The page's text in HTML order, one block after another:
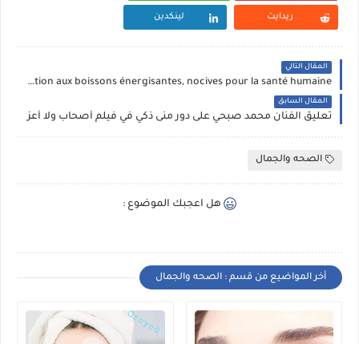
ريدايت لينكدين
المقال التالي
Attention aux boissons énergisantes, nocives pour la santé humaine
المقال السابق
تعليق الفنان محمد صبحي على دور منى ذكي في فيلم أصحاب ولا أعز
الصحه والجمال
هل اعجبك الموضوع :
أخر المواضيع من قسم : الصحه والجمال